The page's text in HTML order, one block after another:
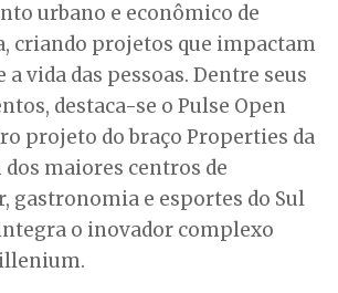
urbano e econômico de
criando projetos que impactam
vida das pessoas. Dentre seus
destaca-se o Pulse Open
projeto do braço Properties da
maiores centros de
gastronomia e esportes do Sul
o inovador complexo